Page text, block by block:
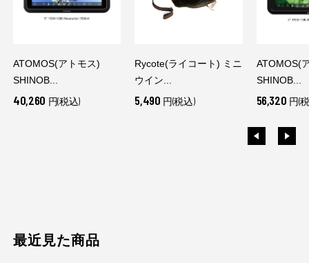
ATOMOS(アトモス)
SHINOB...
40,260 円(税込)
Rycote(ライコート) ミニ
ウイン...
5,490 円(税込)
ATOMOS(
SHINOB...
56,320 円(
最近見た商品